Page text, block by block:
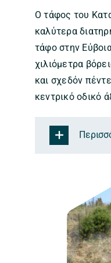
Ο τάφος του
καλύτερα
τάφο στην
χιλιόμετρα
και σχεδόν
κεντρικό οδικό